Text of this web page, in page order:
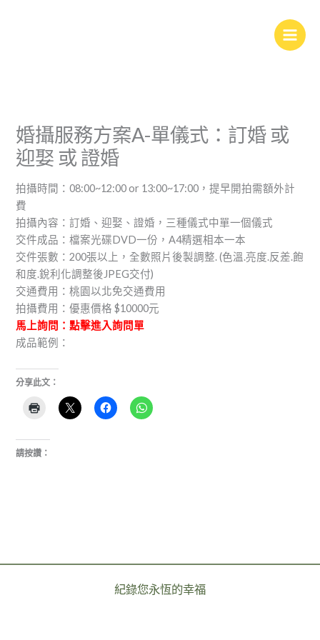
婚攝服務方案A-單儀式：訂婚 或
迎娶 或 證婚
拍攝時間：08:00~12:00 or 13:00~17:00，提早開拍需額外計
費
拍攝內容：訂婚、迎娶、證婚，三種儀式中單一個儀式
交件成品：檔案光碟DVD一份，A4精選相本一本
交件張數：200張以上，全數照片後製調整. (色溫.亮度.反差.飽
和度.銳利化調整後JPEG交付)
交通費用：桃園以北免交通費用
拍攝費用：優惠價格 $10000元
馬上詢問：點擊進入詢問單
成品範例：
分享此文：
請按讚：
紀錄您永恆的幸福